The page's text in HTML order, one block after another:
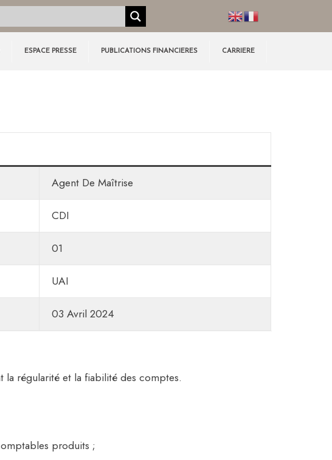
ESPACE PRESSE PUBLICATIONS FINANCIERES CARRIERE
Agent De Maîtrise
CDI
01
UAI
03 Avril 2024
la régularité et la fiabilité des comptes.
produits ;